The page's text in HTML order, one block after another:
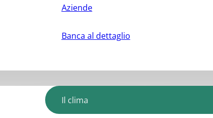
Aziende
Banca al dettaglio
Il clima